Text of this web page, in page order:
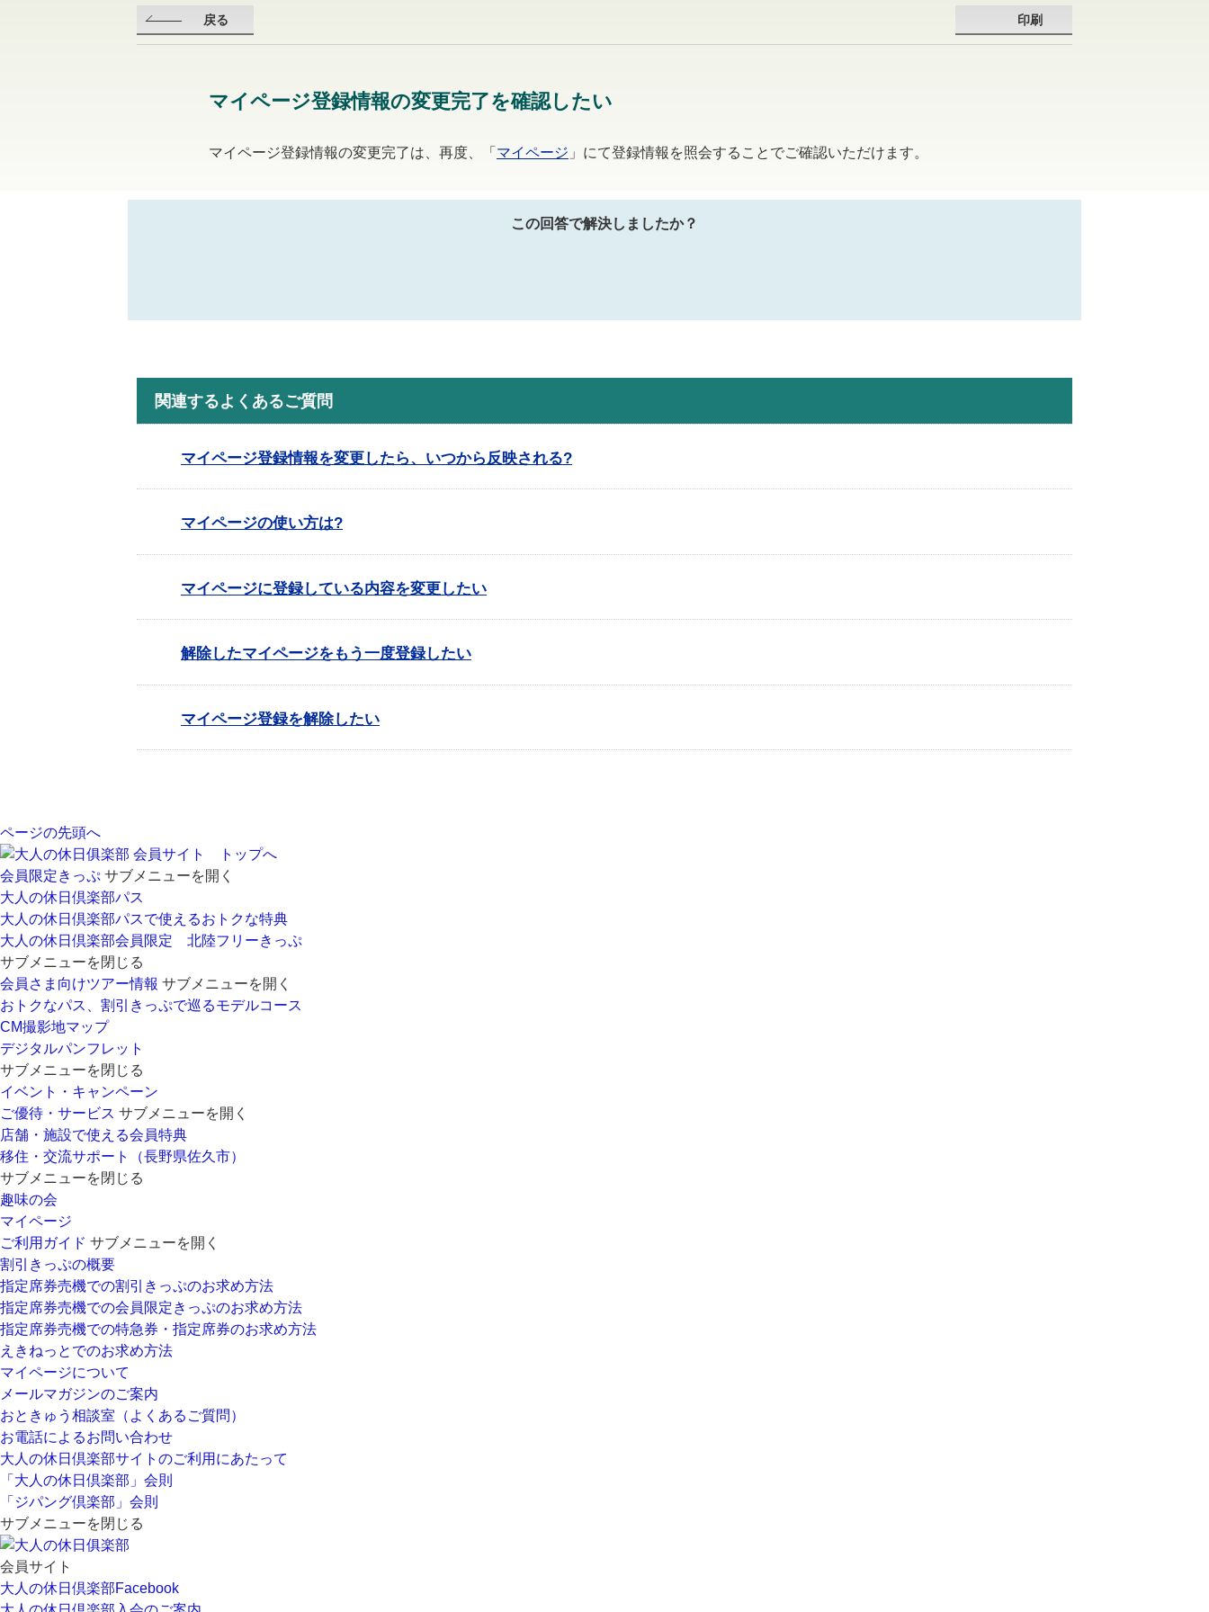
戻る 印刷
マイページ登録情報の変更完了を確認したい
マイページ登録情報の変更完了は、再度、「 マイページ 」にて登録情報を照会することでご確認いただけます。
この回答で解決しましたか？
関連するよくあるご質問
マイページ登録情報を変更したら、いつから反映される?
マイページの使い方は?
マイページに登録している内容を変更したい
解除したマイページをもう一度登録したい
マイページ登録を解除したい
ページの先頭へ
会員サイト トップへ
会員限定きっぷ サブメニューを開く
大人の休日倶楽部パス
大人の休日倶楽部パスで使えるおトクな特典
大人の休日倶楽部会員限定 北陸フリーきっぷ
サブメニューを閉じる
会員さま向けツアー情報 サブメニューを開く
おトクなパス、割引きっぷで巡るモデルコース
CM撮影地マップ
デジタルパンフレット
サブメニューを閉じる
イベント・キャンペーン
ご優待・サービス サブメニューを開く
店舗・施設で使える会員特典
移住・交流サポート（長野県佐久市）
サブメニューを閉じる
趣味の会
マイページ
ご利用ガイド サブメニューを開く
割引きっぷの概要
指定席券売機での割引きっぷのお求め方法
指定席券売機での会員限定きっぷのお求め方法
指定席券売機での特急券・指定席券のお求め方法
えきねっとでのお求め方法
マイページについて
メールマガジンのご案内
おときゅう相談室（よくあるご質問）
お電話によるお問い合わせ
大人の休日倶楽部サイトのご利用にあたって
「大人の休日倶楽部」会則
「ジパング倶楽部」会則
サブメニューを閉じる
会員サイト
大人の休日倶楽部Facebook